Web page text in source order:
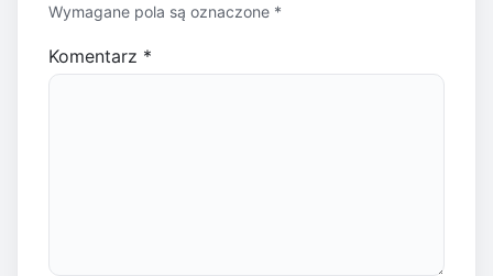
Wymagane pola są oznaczone *
Komentarz *